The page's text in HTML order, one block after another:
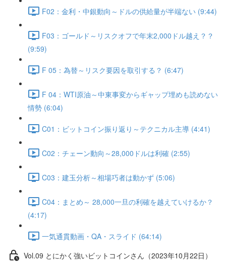
F02：金利・中銀動向～ドルの供給量が半端ない (9:44)
F03：ゴールド～リスクオフで年末2,000ドル越え？？
(9:59)
F 05：為替～リスク要因を取引する？ (6:47)
F 04：WTI原油～中東事変からギャップ埋めも読めない
情勢 (6:04)
C01：ビットコイン振り返り～テクニカル主導 (4:41)
C02：チェーン動向～28,000ドルは利確 (2:55)
C03：建玉分析～相場巧者は動かず (5:06)
C04：まとめ～ 28,000一旦の利確を越えていけるか？
(4:17)
一気通貫動画・QA・スライド (64:14)
Vol.09 とにかく強いビットコインさん（2023年10月22日）